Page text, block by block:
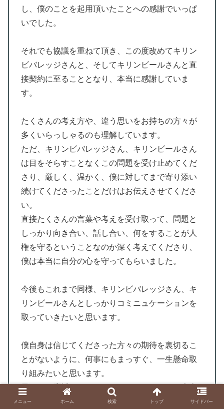
し、僕のことを起用頂いたことへの感謝でいっぱ
いでした。
それでも協議を重ねて頂き、この度改めてキリン
ビバレッジさんと、そしてキリンビールさんと直
接契約に至ることとなり、本当に感謝していま
す。
たくさんの考え方や、違う思いをお持ちの方々が
多くいらっしゃるのも理解しています。
ただ、キリンビバレッジさん、キリンビールさん
は目をそらすことなくこの問題を受け止めてくだ
さり、厳しく、温かく、僕に対してまで寄り添い
続けてくださったことだけはお伝えさせてくださ
い。
直接たくさんの言葉や考えを受け取って、問題と
しっかり向き合い、話し合い、何をすることが人
権を守るということなのか深く考えてくださり、
僕は本当に自分の心を守ってもらいました。
今後もこれまで同様、キリンビバレッジさん、キ
リンビールさんとしっかりコミニュケーションを
取っていきたいと思います。
僕自身は信じてくださった方々の期待を裏切るこ
とがないように、何事にもまっすぐ、一生懸命取
り組みたいと思います。
日頃から応援してくださってるみなさんにも本当
に感謝しています。
メニュー ホーム 検索 トップ サイドバー